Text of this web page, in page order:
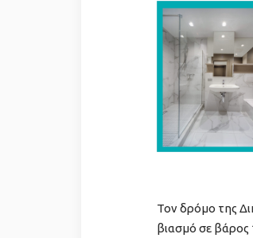
Τον δρόμο της
βιασμό σε βάρος